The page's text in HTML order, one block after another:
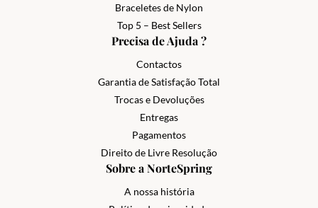
Braceletes de Nylon
Top 5 – Best Sellers
Precisa de Ajuda ?
Contactos
Garantia de Satisfação Total
Trocas e Devoluções
Entregas
Pagamentos
Direito de Livre Resolução
Sobre a NorteSpring
A nossa história